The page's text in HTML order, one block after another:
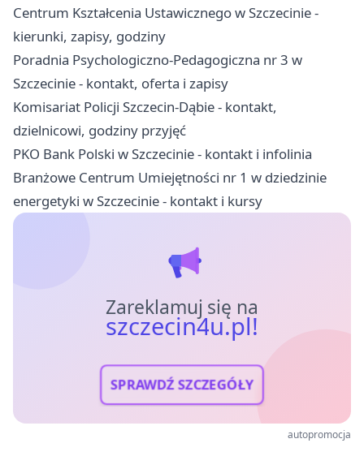
Centrum Kształcenia Ustawicznego w Szczecinie -
kierunki, zapisy, godziny
Poradnia Psychologiczno-Pedagogiczna nr 3 w
Szczecinie - kontakt, oferta i zapisy
Komisariat Policji Szczecin-Dąbie - kontakt,
dzielnicowi, godziny przyjęć
PKO Bank Polski w Szczecinie - kontakt i infolinia
Branżowe Centrum Umiejętności nr 1 w dziedzinie
energetyki w Szczecinie - kontakt i kursy
Zareklamuj się na
szczecin4u.pl!
SPRAWDŹ SZCZEGÓŁY
autopromocja